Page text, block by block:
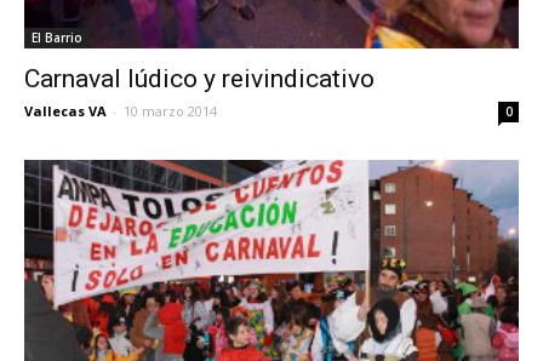
El Barrio
Carnaval lúdico y reivindicativo
Vallecas VA - 10 marzo 2014 0